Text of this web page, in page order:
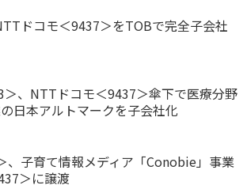
ドコモ＜9437＞をTOBで完全子会社
＞、NTTドコモ＜9437＞傘下で医療分野
日本アルトマークを子会社化
、子育て情報メディア「Conobie」事業
＞に譲渡